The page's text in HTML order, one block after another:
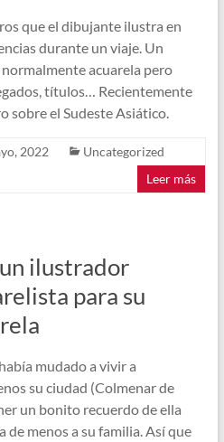
que el dibujante ilustra en
durante un viaje. Un
acuarela pero
títulos… Recientemente
sobre el Sudeste Asiático.
2022
Uncategorized
Leer más
ilustrador
para su
mudado a vivir a
su ciudad (Colmenar de
un bonito recuerdo de ella
de menos a su familia. Así que